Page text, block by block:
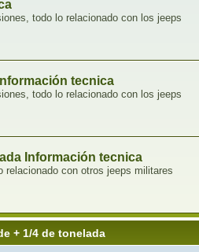
todo lo relacionado con los jeeps
tecnica
todo lo relacionado con los jeeps
Información tecnica
relacionado con otros jeeps militares
+ 1/4 de tonelada